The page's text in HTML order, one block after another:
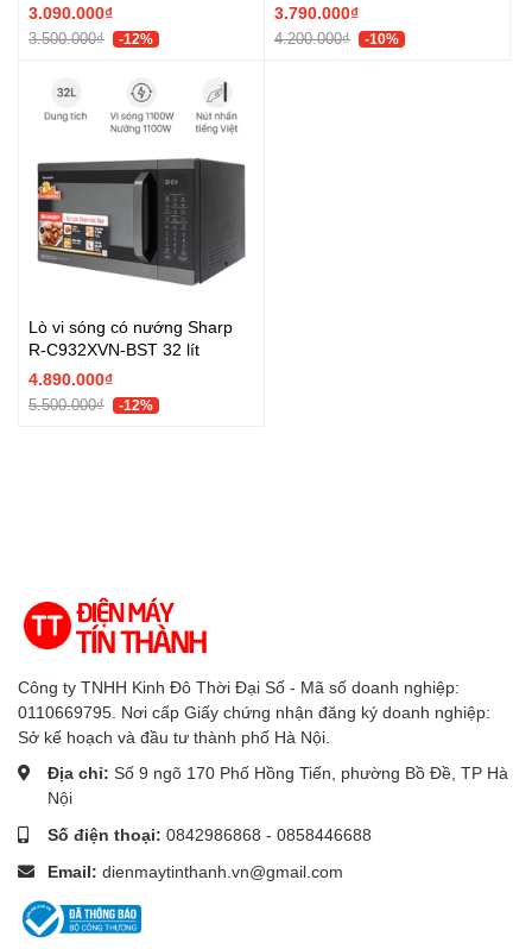
3.090.000₫
3.500.000₫ -12%
3.790.000₫
4.200.000₫ -10%
Lò vi sóng có nướng Sharp
R-C932XVN-BST 32 lít
4.890.000₫
5.500.000₫ -12%
Công ty TNHH Kinh Đô Thời Đại Số - Mã số doanh nghiệp:
0110669795. Nơi cấp Giấy chứng nhận đăng ký doanh nghiệp:
Sở kế hoạch và đầu tư thành phố Hà Nội.
Địa chỉ: Số 9 ngõ 170 Phố Hồng Tiến, phường Bồ Đề, TP Hà
Nội
Số điện thoại: 0842986868 - 0858446688
Email: dienmaytinthanh.vn@gmail.com